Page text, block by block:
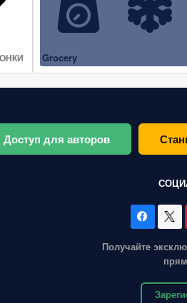
Grocery
Доступ для авторов
Получайте